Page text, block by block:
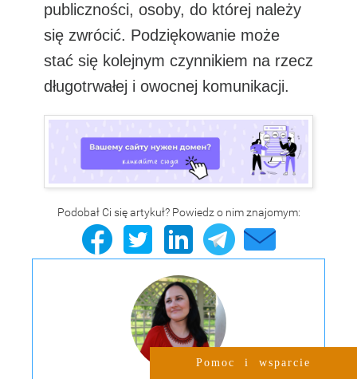
publiczności, osoby, do której należy
się zwrócić. Podziękowanie może
stać się kolejnym czynnikiem na rzecz
długotrwałej i owocnej komunikacji.
Podobał Ci się artykuł? Powiedz o nim znajomym:
Pomoc i wsparcie